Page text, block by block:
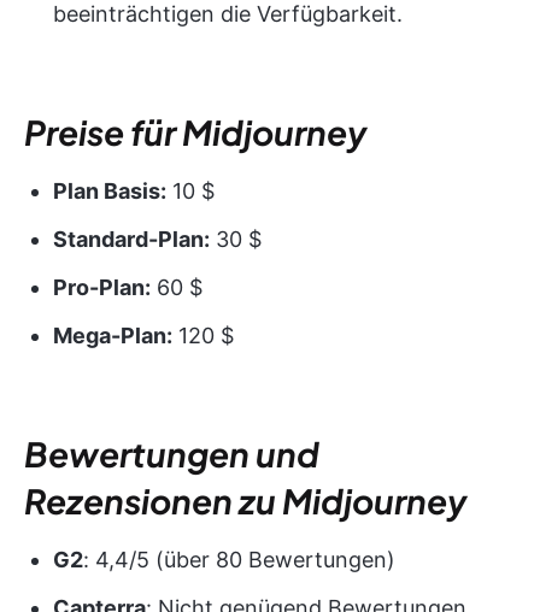
beeinträchtigen die Verfügbarkeit.
Preise für Midjourney
Plan Basis: 10 $
Standard-Plan: 30 $
Pro-Plan: 60 $
Mega-Plan: 120 $
Bewertungen und
Rezensionen zu Midjourney
G2: 4,4/5 (über 80 Bewertungen)